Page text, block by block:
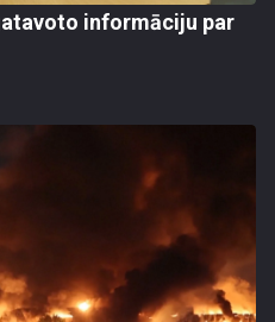
informāciju par